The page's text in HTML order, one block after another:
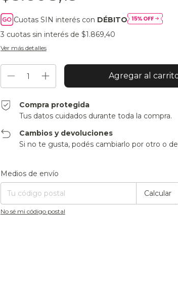
Cuotas SIN interés con DÉBITO
3 cuotas sin interés de $1.869,40
Ver más detalles
Compra protegida
Tus datos cuidados durante toda la compra.
Cambios y devoluciones
Si no te gusta, podés cambiarlo por otro o
Entregas para el CP:
Medios de envío
Calcular
No sé mi código postal